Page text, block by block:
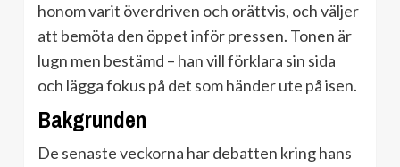
honom varit överdriven och orättvis, och väljer
att bemöta den öppet inför pressen. Tonen är
lugn men bestämd – han vill förklara sin sida
och lägga fokus på det som händer ute på isen.
Bakgrunden
De senaste veckorna har debatten kring hans